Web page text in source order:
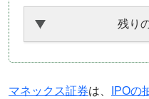
残り
マネックス証券は、 IPOの